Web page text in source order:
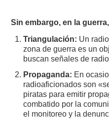
Sin embargo, en la
Triangulación: Un
zona de guerra es un
buscan señales de
Propaganda: En
radioaficionados son
piratas para emitir
combatido por la
el monitoreo y la